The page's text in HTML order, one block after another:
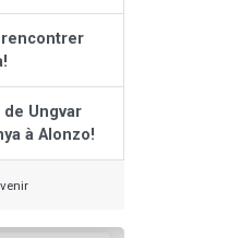
de Ungvar
à Alonzo!